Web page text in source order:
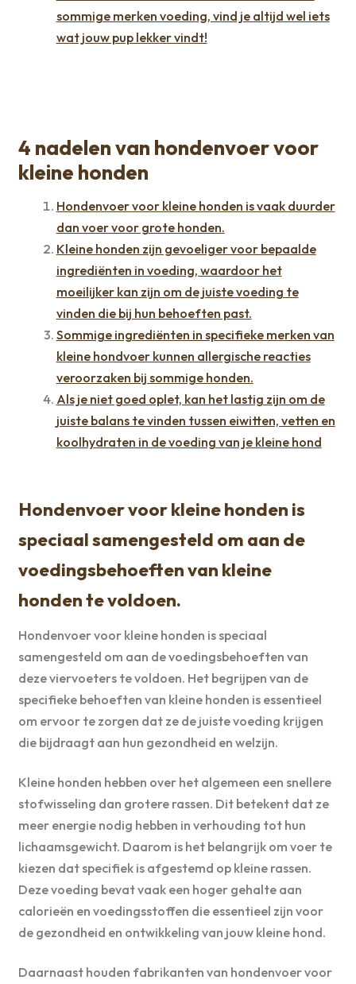
sommige merken voeding, vind je altijd wel iets
wat jouw pup lekker vindt!
4 nadelen van hondenvoer voor
kleine honden
Hondenvoer voor kleine honden is vaak duurder
dan voer voor grote honden.
Kleine honden zijn gevoeliger voor bepaalde
ingrediënten in voeding, waardoor het
moeilijker kan zijn om de juiste voeding te
vinden die bij hun behoeften past.
Sommige ingrediënten in specifieke merken van
kleine hondvoer kunnen allergische reacties
veroorzaken bij sommige honden.
Als je niet goed oplet, kan het lastig zijn om de
juiste balans te vinden tussen eiwitten, vetten en
koolhydraten in de voeding van je kleine hond
Hondenvoer voor kleine honden is
speciaal samengesteld om aan de
voedingsbehoeften van kleine
honden te voldoen.
Hondenvoer voor kleine honden is speciaal
samengesteld om aan de voedingsbehoeften van
deze viervoeters te voldoen. Het begrijpen van de
specifieke behoeften van kleine honden is essentieel
om ervoor te zorgen dat ze de juiste voeding krijgen
die bijdraagt aan hun gezondheid en welzijn.
Kleine honden hebben over het algemeen een snellere
stofwisseling dan grotere rassen. Dit betekent dat ze
meer energie nodig hebben in verhouding tot hun
lichaamsgewicht. Daarom is het belangrijk om voer te
kiezen dat specifiek is afgestemd op kleine rassen.
Deze voeding bevat vaak een hoger gehalte aan
calorieën en voedingsstoffen die essentieel zijn voor
de gezondheid en ontwikkeling van jouw kleine hond.
Daarnaast houden fabrikanten van hondenvoer voor